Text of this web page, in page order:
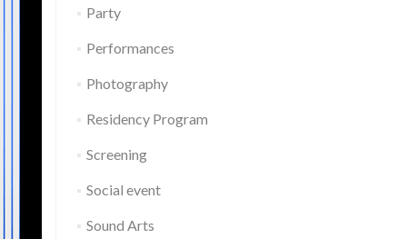
Party
Performances
Photography
Residency Program
Screening
Social event
Sound Arts